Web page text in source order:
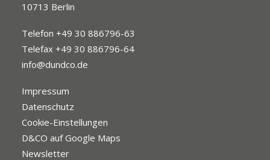
10713 Berlin
Telefon +49 30 886796-63
Telefax +49 30 886796-64
info@dundco.de
Impressum
Datenschutz
Cookie-Einstellungen
D&CO auf Google Maps
Newsletter